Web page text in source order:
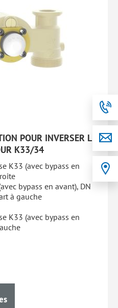
POUR INVERSER LE
K33/34
K33 (avec bypass en
bypass en avant), DN
à gauche
K33 (avec bypass en